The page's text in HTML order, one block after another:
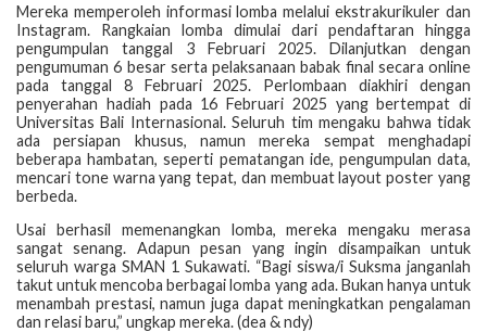
Mereka memperoleh informasi lomba melalui ekstrakurikuler dan
Instagram. Rangkaian lomba dimulai dari pendaftaran hingga
pengumpulan tanggal 3 Februari 2025. Dilanjutkan dengan
pengumuman 6 besar serta pelaksanaan babak final secara online
pada tanggal 8 Februari 2025. Perlombaan diakhiri dengan
penyerahan hadiah pada 16 Februari 2025 yang bertempat di
Universitas Bali Internasional. Seluruh tim mengaku bahwa tidak
ada persiapan khusus, namun mereka sempat menghadapi
beberapa hambatan, seperti pematangan ide, pengumpulan data,
mencari tone warna yang tepat, dan membuat layout poster yang
berbeda.
Usai berhasil memenangkan lomba, mereka mengaku merasa
sangat senang. Adapun pesan yang ingin disampaikan untuk
seluruh warga SMAN 1 Sukawati. “Bagi siswa/i Suksma janganlah
takut untuk mencoba berbagai lomba yang ada. Bukan hanya untuk
menambah prestasi, namun juga dapat meningkatkan pengalaman
dan relasi baru,” ungkap mereka. (dea & ndy)